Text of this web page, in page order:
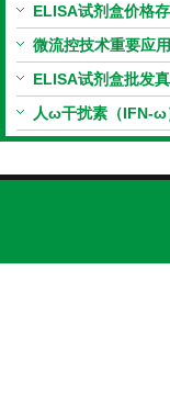
收集步骤
ELISA试剂盒价格
什么
微流控技术重要应
现象
ELISA试剂盒批发
复法
人ω干扰素（IFN-ω
标本收集步骤